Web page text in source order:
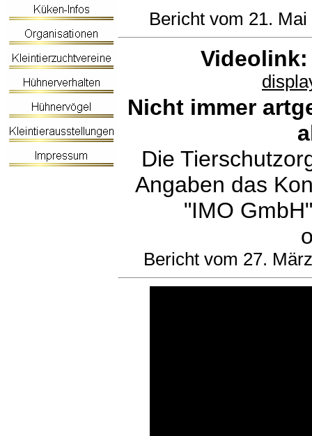
Bericht vom 21.
Videolink:
Nicht immer
Die
Angaben das
"IMO
Bericht vom 27.